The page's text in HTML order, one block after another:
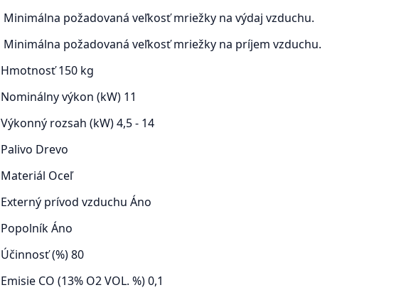
Minimálna požadovaná veľkosť mriežky na výdaj vzduchu.
Minimálna požadovaná veľkosť mriežky na príjem vzduchu.
Hmotnosť150 kg
Nominálny výkon (kW) 11
Výkonný rozsah (kW)4,5 - 14
Palivo Drevo
Materiál Oceľ
Externý prívod vzduchu Áno
PopolníkÁno
Účinnosť (%)80
Emisie CO (13% O2 VOL. %)0,1